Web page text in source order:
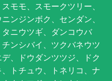
モモ、スモークツリー、
ンジンボク、センダン、
ニウツギ、ダンコウバ
ンシバイ、ツクバネウツ
、ドウダンツツジ、ドク
トチュウ、トネリコ、ナ